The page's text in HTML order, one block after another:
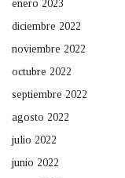
enero 2023
diciembre 2022
noviembre 2022
octubre 2022
septiembre 2022
agosto 2022
julio 2022
junio 2022